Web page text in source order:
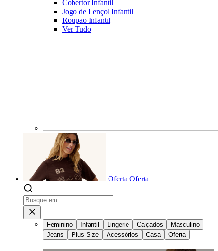
Cobertor Infantil
Jogo de Lençol Infantil
Roupão Infantil
Ver Tudo
Oferta Oferta
Feminino Infantil Lingerie Calçados
Masculino
Jeans
Plus Size Acessórios Casa Oferta